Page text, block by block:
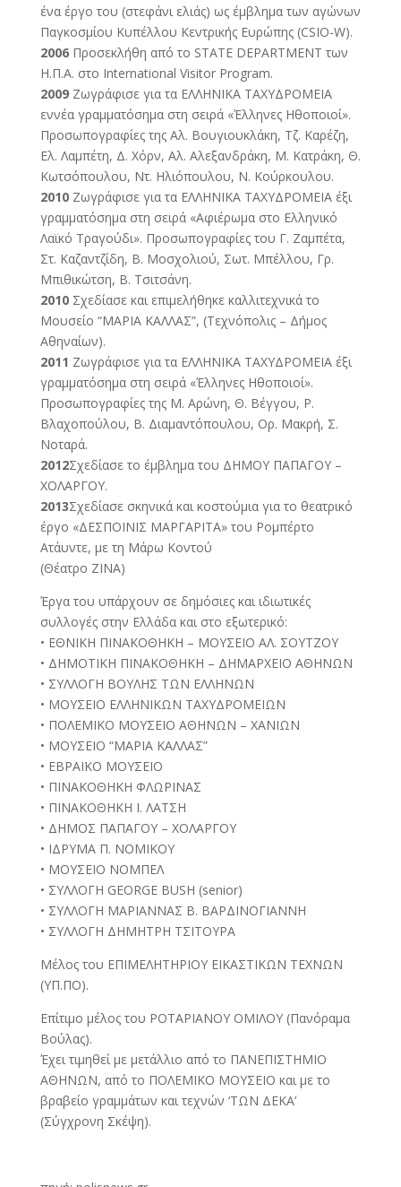
ένα έργο του (στεφάνι ελιάς) ως έμβλημα των αγώνων
Παγκοσμίου Κυπέλλου Κεντρικής Ευρώπης (CSIO-W).
2006Προσεκλήθη από το STATE DEPARTMENT των
Η.Π.Α. στο International Visitor Program.
2009Ζωγράφισε για τα ΕΛΛΗΝΙΚΑ ΤΑΧΥΔΡΟΜΕΙΑ
εννέα γραμματόσημα στη σειρά «Έλληνες Ηθοποιοί».
Προσωπογραφίες της Αλ. Βουγιουκλάκη, Τζ. Καρέζη,
Ελ. Λαμπέτη, Δ. Χόρν, Αλ. Αλεξανδράκη, Μ. Κατράκη, Θ.
Κωτσόπουλου, Ντ. Ηλιόπουλου, Ν. Κούρκουλου.
2010Ζωγράφισε για τα ΕΛΛΗΝΙΚΑ ΤΑΧΥΔΡΟΜΕΙΑ έξι
γραμματόσημα στη σειρά «Αφιέρωμα στο Ελληνικό
Λαϊκό Τραγούδι». Προσωπογραφίες του Γ. Ζαμπέτα,
Στ. Καζαντζίδη, Β. Μοσχολιού, Σωτ. Μπέλλου, Γρ.
Μπιθικώτση, Β. Τσιτσάνη.
2010Σχεδίασε και επιμελήθηκε καλλιτεχνικά το
Μουσείο “ΜΑΡΙΑ ΚΑΛΛΑΣ”, (Τεχνόπολις – Δήμος
Αθηναίων).
2011 Ζωγράφισε για τα ΕΛΛΗΝΙΚΑ ΤΑΧΥΔΡΟΜΕΙΑ έξι
γραμματόσημα στη σειρά «Έλληνες Ηθοποιοί».
Προσωπογραφίες της Μ. Αρώνη, Θ. Βέγγου, Ρ.
Βλαχοπούλου, Β. Διαμαντόπουλου, Ορ. Μακρή, Σ.
Νοταρά.
2012Σχεδίασε το έμβλημα του ΔΗΜΟΥ ΠΑΠΑΓΟΥ –
ΧΟΛΑΡΓΟΥ.
2013Σχεδίασε σκηνικά και κοστούμια για το θεατρικό
έργο «ΔΕΣΠΟΙΝΙΣ ΜΑΡΓΑΡΙΤΑ» του Ρομπέρτο
Ατάυντε, με τη Μάρω Κοντού
(Θέατρο ΖΙΝΑ)
Έργα του υπάρχουν σε δημόσιες και ιδιωτικές
συλλογές στην Ελλάδα και στο εξωτερικό:
• ΕΘΝΙΚΗ ΠΙΝΑΚΟΘΗΚΗ – ΜΟΥΣΕΙΟ ΑΛ. ΣΟΥΤΖΟΥ
• ΔΗΜΟΤΙΚΗ ΠΙΝΑΚΟΘΗΚΗ – ΔΗΜΑΡΧΕΙΟ ΑΘΗΝΩΝ
• ΣΥΛΛΟΓΗ ΒΟΥΛΗΣ ΤΩΝ ΕΛΛΗΝΩΝ
• ΜΟΥΣΕΙΟ ΕΛΛΗΝΙΚΩΝ ΤΑΧΥΔΡΟΜΕΙΩΝ
• ΠΟΛΕΜΙΚΟ ΜΟΥΣΕΙΟ ΑΘΗΝΩΝ – ΧΑΝΙΩΝ
• ΜΟΥΣΕΙΟ “ΜΑΡΙΑ ΚΑΛΛΑΣ”
• ΕΒΡΑΪΚΟ ΜΟΥΣΕΙΟ
• ΠΙΝΑΚΟΘΗΚΗ ΦΛΩΡΙΝΑΣ
• ΠΙΝΑΚΟΘΗΚΗ Ι. ΛΑΤΣΗ
• ΔΗΜΟΣ ΠΑΠΑΓΟΥ – ΧΟΛΑΡΓΟΥ
• ΙΔΡΥΜΑ Π. ΝΟΜΙΚΟΥ
• ΜΟΥΣΕΙΟ ΝΟΜΠΕΛ
• ΣΥΛΛΟΓΗ GEORGE BUSH (senior)
• ΣΥΛΛΟΓΗ ΜΑΡΙΑΝΝΑΣ Β. ΒΑΡΔΙΝΟΓΙΑΝΝΗ
• ΣΥΛΛΟΓΗ ΔΗΜΗΤΡΗ ΤΣΙΤΟΥΡΑ
Μέλος του ΕΠΙΜΕΛΗΤΗΡΙΟΥ ΕΙΚΑΣΤΙΚΩΝ ΤΕΧΝΩΝ
(ΥΠ.ΠΟ).
Επίτιμο μέλος του ΡΟΤΑΡΙΑΝΟΥ ΟΜΙΛΟΥ (Πανόραμα
Βούλας).
Έχει τιμηθεί με μετάλλιο από το ΠΑΝΕΠΙΣΤΗΜΙΟ
ΑΘΗΝΩΝ, από το ΠΟΛΕΜΙΚΟ ΜΟΥΣΕΙΟ και με το
βραβείο γραμμάτων και τεχνών ‘ΤΩΝ ΔΕΚΑ’
(Σύγχρονη Σκέψη).